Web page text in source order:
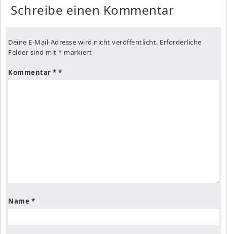
Schreibe einen Kommentar
Deine E-Mail-Adresse wird nicht veröffentlicht. Erforderliche
Felder sind mit * markiert
Kommentar *
Name *